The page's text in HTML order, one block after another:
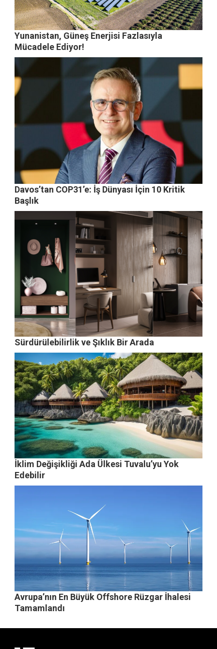
Yunanistan, Güneş Enerjisi Fazlasıyla
Mücadele Ediyor!
Davos’tan COP31’e: İş Dünyası İçin 10 Kritik
Başlık
Sürdürülebilirlik ve Şıklık Bir Arada
İklim Değişikliği Ada Ülkesi Tuvalu’yu Yok
Edebilir
Avrupa’nın En Büyük Offshore Rüzgar İhalesi
Tamamlandı